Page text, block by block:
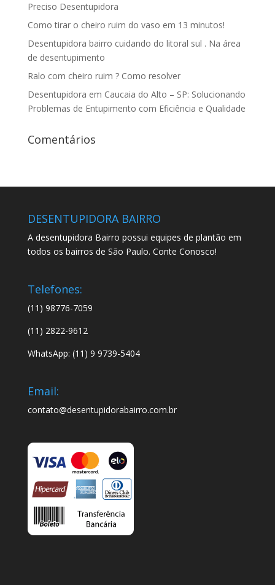
Preciso Desentupidora
Como tirar o cheiro ruim do vaso em 13 minutos!
Desentupidora bairro cuidando do litoral sul . Na área
de desentupimento
Ralo com cheiro ruim ? Como resolver
Desentupidora em Caucaia do Alto – SP: Solucionando
Problemas de Entupimento com Eficiência e Qualidade
Comentários
DESENTUPIDORA BAIRRO
A desentupidora Bairro possui equipes de plantão em
todos os bairros de São Paulo. Conte Conosco!
Telefones:
(11) 98776-7059
(11) 2822-9612
WhatsApp: (11) 9 9739-5404
Email:
contato@desentupidorabairro.com.br